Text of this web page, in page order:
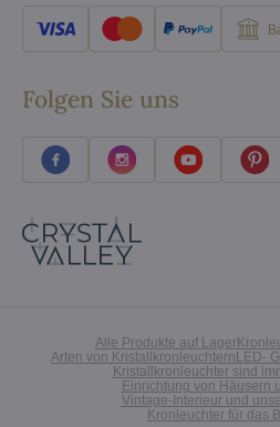
Folgen Sie uns
Alle Produkte auf Lager
Arten von Kristallkronleuchtern LED-
Kristallkronleuchter sind
Einrichtung von Häusern
Vintage-Interieur und
Kronleuchter für das